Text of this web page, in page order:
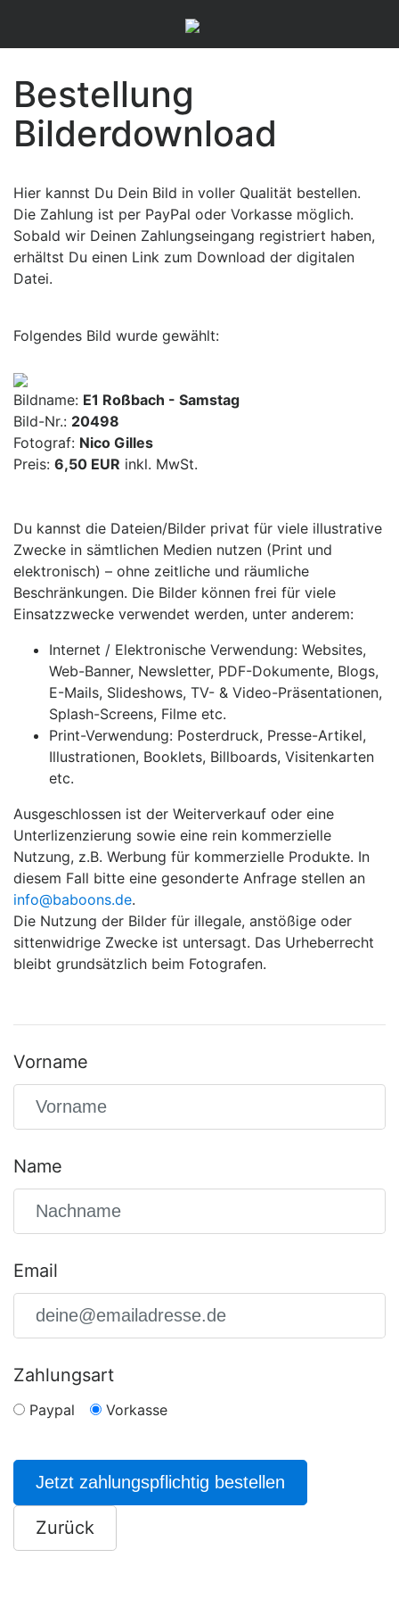
Bestellung
Bilderdownload
Hier kannst Du Dein Bild in voller Qualität bestellen.
Die Zahlung ist per PayPal oder Vorkasse möglich.
Sobald wir Deinen Zahlungseingang registriert haben,
erhältst Du einen Link zum Download der digitalen
Datei.
Folgendes Bild wurde gewählt:
Bildname: E1 Roßbach - Samstag
Bild-Nr.: 20498
Fotograf: Nico Gilles
Preis: 6,50 EUR inkl. MwSt.
Du kannst die Dateien/Bilder privat für viele illustrative
Zwecke in sämtlichen Medien nutzen (Print und
elektronisch) – ohne zeitliche und räumliche
Beschränkungen. Die Bilder können frei für viele
Einsatzzwecke verwendet werden, unter anderem:
Internet / Elektronische Verwendung: Websites,
Web-Banner, Newsletter, PDF-Dokumente, Blogs,
E-Mails, Slideshows, TV- & Video-Präsentationen,
Splash-Screens, Filme etc.
Print-Verwendung: Posterdruck, Presse-Artikel,
Illustrationen, Booklets, Billboards, Visitenkarten
etc.
Ausgeschlossen ist der Weiterverkauf oder eine
Unterlizenzierung sowie eine rein kommerzielle
Nutzung, z.B. Werbung für kommerzielle Produkte. In
diesem Fall bitte eine gesonderte Anfrage stellen an
info@baboons.de.
Die Nutzung der Bilder für illegale, anstößige oder
sittenwidrige Zwecke ist untersagt. Das Urheberrecht
bleibt grundsätzlich beim Fotografen.
Vorname
Name
Email
Zahlungsart
Paypal Vorkasse
Jetzt zahlungspflichtig bestellen
Zurück